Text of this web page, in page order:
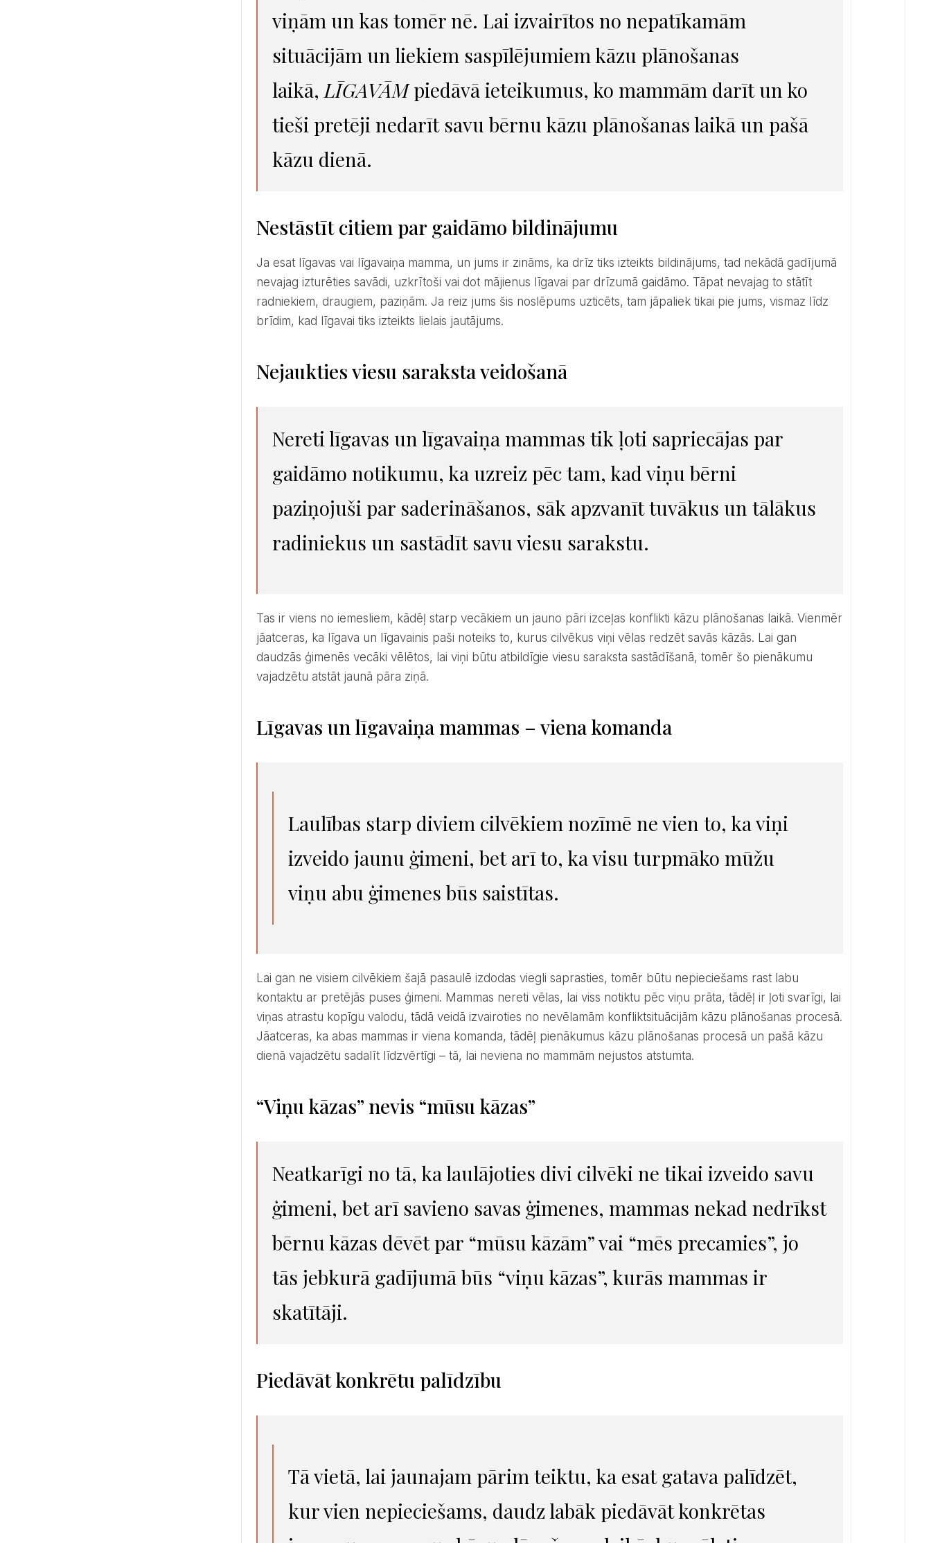
viņām un kas tomēr nē. Lai izvairītos no nepatīkamām
situācijām un liekiem saspīlējumiem kāzu plānošanas
laikā, LĪGAVĀMpiedāvā ieteikumus, ko mammām darīt un ko
tieši pretēji nedarīt savu bērnu kāzu plānošanas laikā un pašā
kāzu dienā.
Nestāstīt citiem par gaidāmo bildinājumu
Ja esat līgavas vai līgavaiņa mamma, un jums ir zināms, ka drīz tiks izteikts bildinājums, tad nekādā gadījumā
nevajag izturēties savādi, uzkrītoši vai dot mājienus līgavai par drīzumā gaidāmo. Tāpat nevajag to stātīt
radniekiem, draugiem, paziņām. Ja reiz jums šis noslēpums uzticēts, tam jāpaliek tikai pie jums, vismaz līdz
brīdim, kad līgavai tiks izteikts lielais jautājums.
Nejaukties viesu saraksta veidošanā
Nereti līgavas un līgavaiņa mammas tik ļoti sapriecājas par
gaidāmo notikumu, ka uzreiz pēc tam, kad viņu bērni
paziņojuši par saderināšanos, sāk apzvanīt tuvākus un tālākus
radiniekus un sastādīt savu viesu sarakstu.
Tas ir viens no iemesliem, kādēļ starp vecākiem un jauno pāri izceļas konflikti kāzu plānošanas laikā. Vienmēr
jāatceras, ka līgava un līgavainis paši noteiks to, kurus cilvēkus viņi vēlas redzēt savās kāzās. Lai gan
daudzās ģimenēs vecāki vēlētos, lai viņi būtu atbildīgie viesu saraksta sastādīšanā, tomēr šo pienākumu
vajadzētu atstāt jaunā pāra ziņā.
Līgavas un līgavaiņa mammas – viena komanda
Laulības starp diviem cilvēkiem nozīmē ne vien to, ka viņi
izveido jaunu ģimeni, bet arī to, ka visu turpmāko mūžu
viņu abu ģimenes būs saistītas.
Lai gan ne visiem cilvēkiem šajā pasaulē izdodas viegli saprasties, tomēr būtu nepieciešams rast labu
kontaktu ar pretējās puses ģimeni. Mammas nereti vēlas, lai viss notiktu pēc viņu prāta, tādēļ ir ļoti svarīgi, lai
viņas atrastu kopīgu valodu, tādā veidā izvairoties no nevēlamām konfliktsituācijām kāzu plānošanas procesā.
Jāatceras, ka abas mammas ir viena komanda, tādēļ pienākumus kāzu plānošanas procesā un pašā kāzu
dienā vajadzētu sadalīt līdzvērtīgi – tā, lai neviena no mammām nejustos atstumta.
“Viņu kāzas” nevis “mūsu kāzas”
Neatkarīgi no tā, ka laulājoties divi cilvēki ne tikai izveido savu
ģimeni, bet arī savieno savas ģimenes, mammas nekad nedrīkst
bērnu kāzas dēvēt par “mūsu kāzām” vai “mēs precamies”, jo
tās jebkurā gadījumā būs “viņu kāzas”, kurās mammas ir
skatītāji.
Piedāvāt konkrētu palīdzību
Tā vietā, lai jaunajam pārim teiktu, ka esat gatava palīdzēt,
kur vien nepieciešams, daudz labāk piedāvāt konkrētas